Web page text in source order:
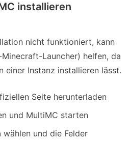
installieren
nicht funktioniert, kann
Launcher) helfen, da
Instanz installieren lässt.
Seite herunterladen
und MultiMC starten
wählen und die Felder